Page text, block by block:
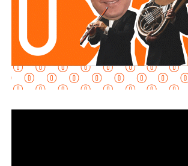
tema, pero finalmente optó por respetar
Galindo reconoció que le genera
actualmente las condiciones del lugar,
que el espacio se encuentra
Ayuntamiento no ha podido ingresar